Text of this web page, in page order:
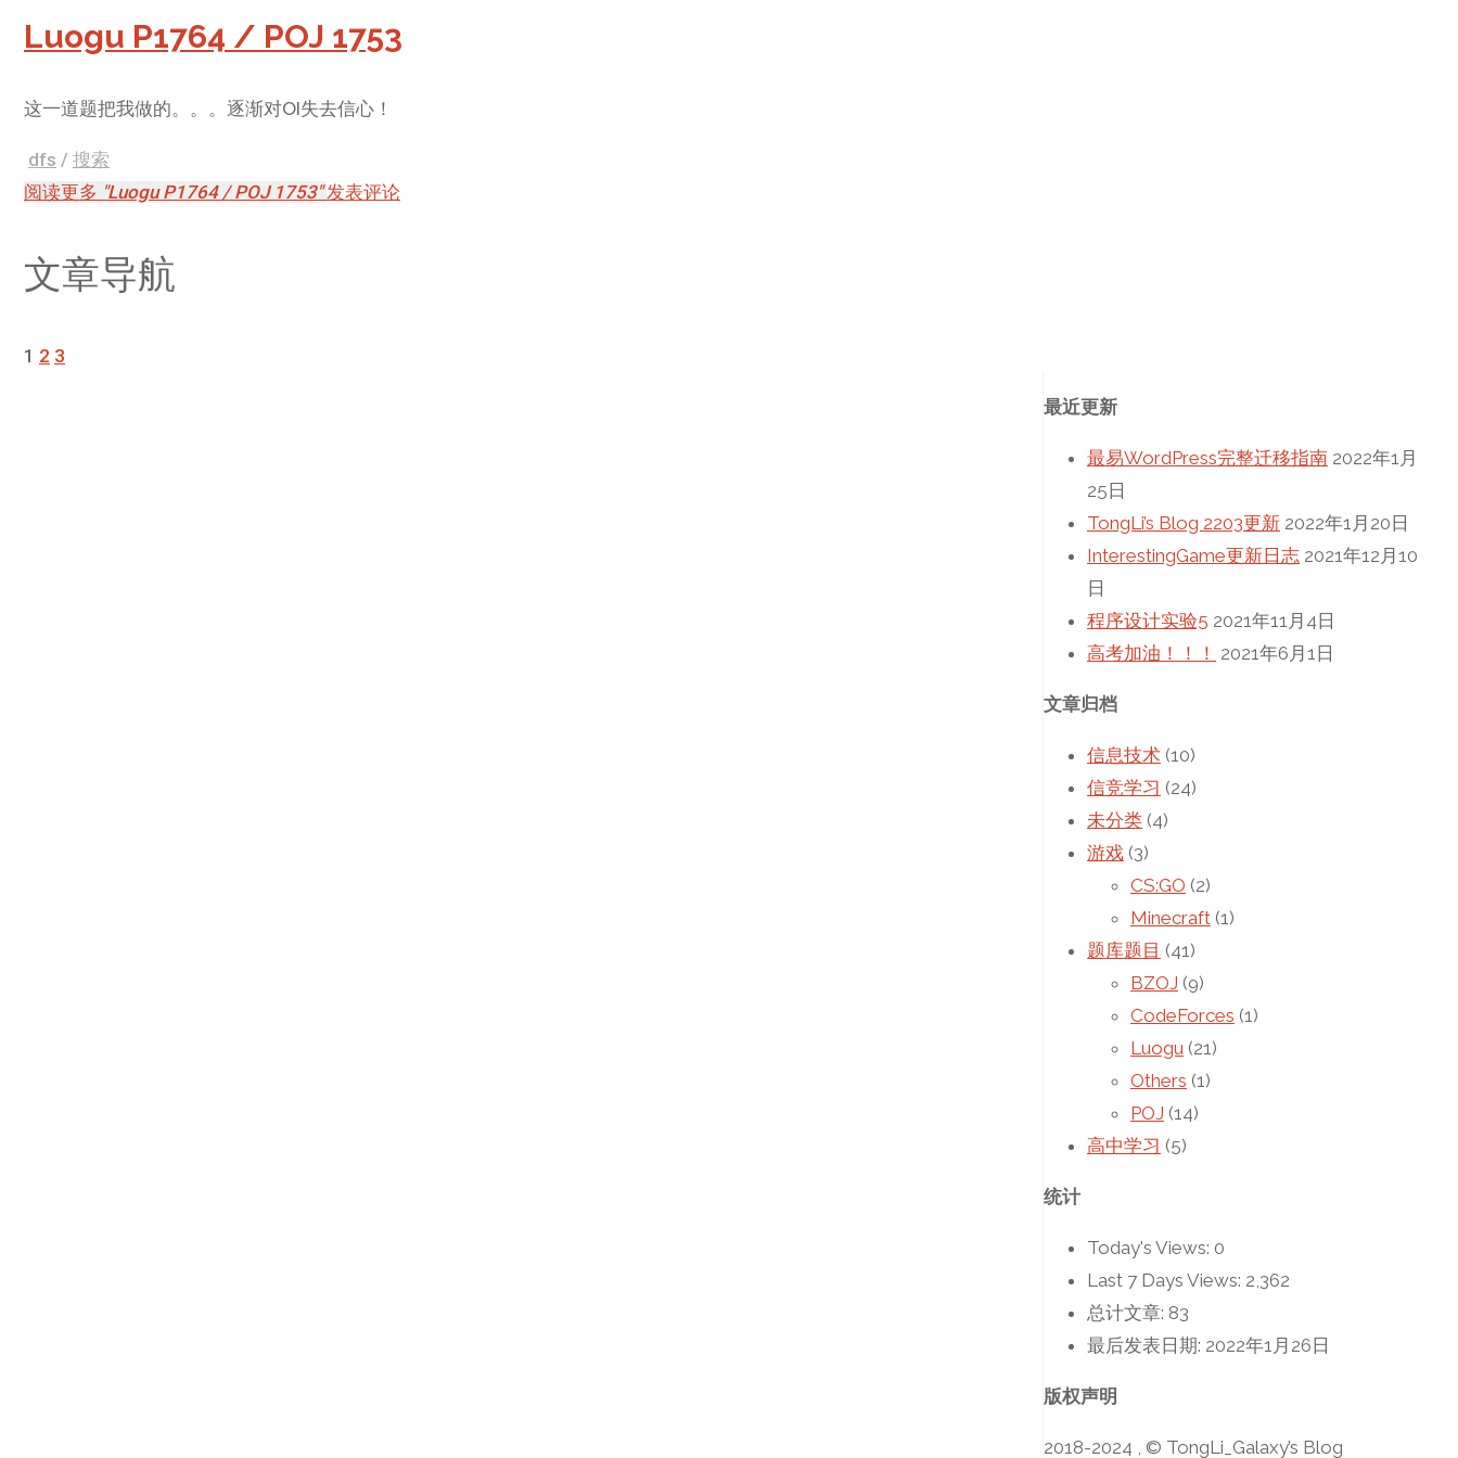
Luogu P1764 / POJ 1753
这一道题把我做的。。。逐渐对OI失去信心！
dfs / 搜索
阅读更多 "Luogu P1764 / POJ 1753" 发表评论
文章导航
1 2 3
最近更新
最易WordPress完整迁移指南 2022年1月
25日
TongLi’s Blog 2203更新 2022年1月20日
InterestingGame更新日志 2021年12月10
日
程序设计实验5 2021年11月4日
高考加油！！！ 2021年6月1日
文章归档
信息技术 (10)
信竞学习 (24)
未分类 (4)
游戏 (3)
CS:GO (2)
Minecraft (1)
题库题目 (41)
BZOJ (9)
CodeForces (1)
Luogu (21)
Others (1)
POJ (14)
高中学习 (5)
统计
Today's Views: 0
Last 7 Days Views: 2,362
总计文章: 83
最后发表日期: 2022年1月26日
版权声明
2018-2024 , © TongLi_Galaxy’s Blog